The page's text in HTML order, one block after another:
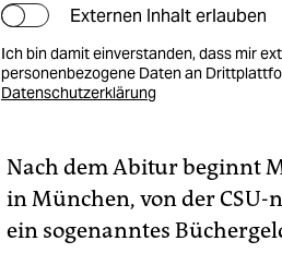
Externen Inhalt erlauben
Ich bin damit einverstanden, dass mir
personenbezogene Daten an
Datenschutzerklärung
Nach dem Abitur beginnt
in München, von der CSU-
ein sogenanntes